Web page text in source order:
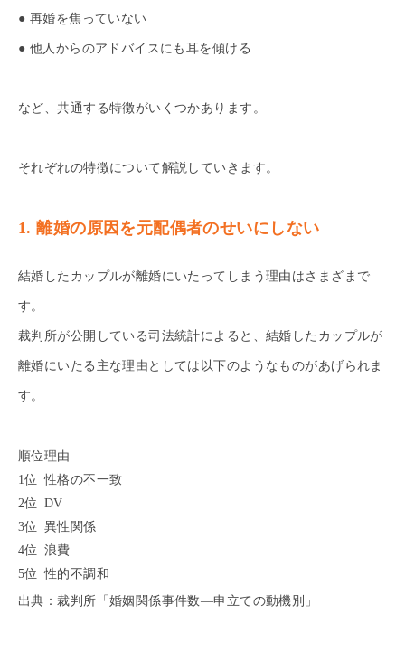
● 再婚を焦っていない
● 他人からのアドバイスにも耳を傾ける
など、共通する特徴がいくつかあります。
それぞれの特徴について解説していきます。
1. 離婚の原因を元配偶者のせいにしない
結婚したカップルが離婚にいたってしまう理由はさまざまで
す。
裁判所が公開している司法統計によると、結婚したカップルが
離婚にいたる主な理由としては以下のようなものがあげられま
す。
順位理由
1位 性格の不一致
2位 DV
3位 異性関係
4位 浪費
5位 性的不調和
出典：裁判所「婚姻関係事件数―申立ての動機別」